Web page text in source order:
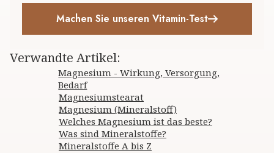
Machen Sie unseren Vitamin-Test
Verwandte Artikel:
Magnesium - Wirkung, Versorgung,
Bedarf
Magnesiumstearat
Magnesium (Mineralstoff)
Welches Magnesium ist das beste?
Was sind Mineralstoffe?
Mineralstoffe A bis Z